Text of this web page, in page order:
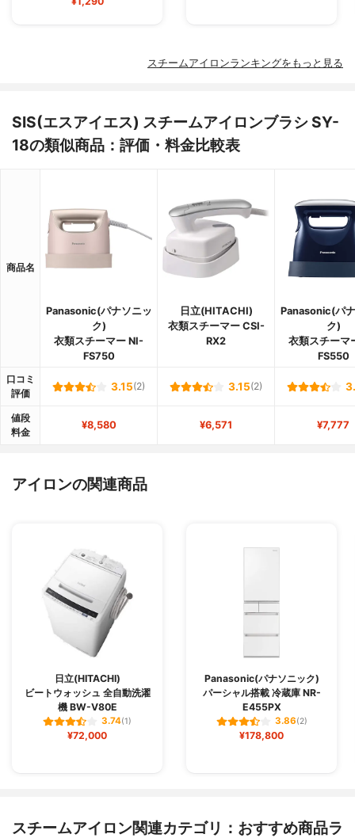
スチームアイロンランキングをもっと見る
SIS(エスアイエス) スチームアイロンブラシ SY-
18の類似商品：評価・料金比較表
商品名
Panasonic(パナソニッ
ク)
衣類スチーマー NI-
FS750
日立(HITACHI)
衣類スチーマー CSI-
RX2
Panasonic(パ
ク)
衣類スチーマ
FS550
口コミ
評価
3.15(2) 3.15(2)
値段
料金
¥8,580 ¥6,571 ¥7,777
アイロンの関連商品
日立(HITACHI)
ビートウォッシュ 全自動洗濯
機 BW-V80E
3.74(1)
¥72,000
Panasonic(パナソニック)
パーシャル搭載 冷蔵庫 NR-
E455PX
3.86(2)
¥178,800
スチームアイロン関連カテゴリ：おすすめ商品ラ